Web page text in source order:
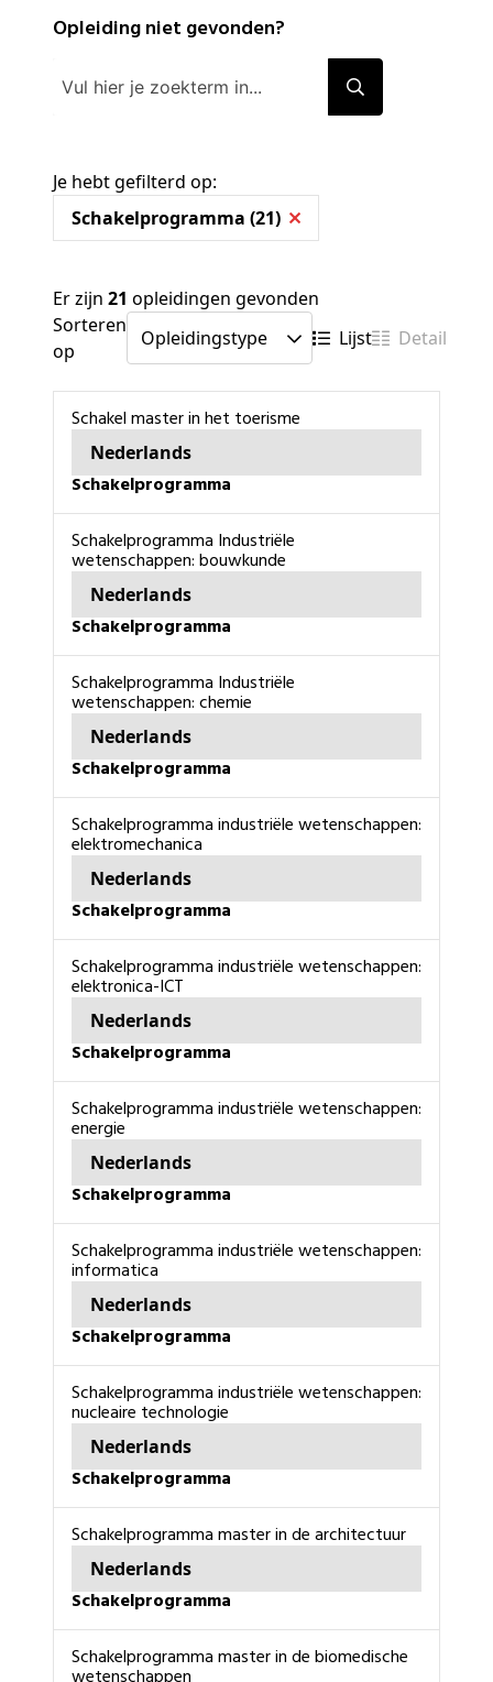
Opleiding niet gevonden?
Je hebt gefilterd op:
Schakelprogramma (21)
Er zijn 21 opleidingen gevonden
Sorteren
op
Lijst Detail
Schakel master in het toerisme
Nederlands
schakelprogramma
schakelprogramma Industriële
wetenschappen: bouwkunde
Nederlands
schakelprogramma
schakelprogramma Industriële
wetenschappen: chemie
Nederlands
schakelprogramma
schakelprogramma industriële wetenschappen:
elektromechanica
Nederlands
schakelprogramma
schakelprogramma industriële wetenschappen:
elektronica-ICT
Nederlands
schakelprogramma
schakelprogramma industriële wetenschappen:
energie
Nederlands
schakelprogramma
schakelprogramma industriële wetenschappen:
informatica
Nederlands
schakelprogramma
schakelprogramma industriële wetenschappen:
nucleaire technologie
Nederlands
schakelprogramma
schakelprogramma master in de architectuur
Nederlands
schakelprogramma
schakelprogramma master in de biomedische